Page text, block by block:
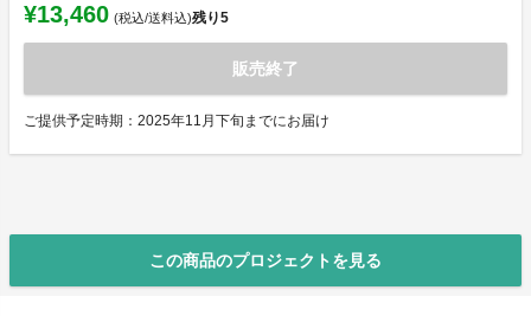
¥13,460 (税込/送料込)残り5
販売終了
ご提供予定時期：2025年11月下旬までにお届け
この商品のプロジェクトを見る